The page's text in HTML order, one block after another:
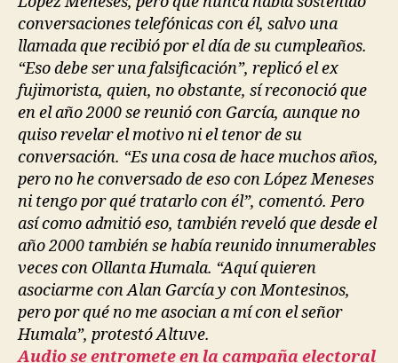
conversaciones telefónicas con él, salvo una
llamada que recibió por el día de su cumpleaños.
“Eso debe ser una falsificación”, replicó el ex
fujimorista, quien, no obstante, sí reconoció que
en el año 2000 se reunió con García, aunque no
quiso revelar el motivo ni el tenor de su
conversación. “Es una cosa de hace muchos años,
pero no he conversado de eso con López Meneses
ni tengo por qué tratarlo con él”, comentó. Pero
así como admitió eso, también reveló que desde el
año 2000 también se había reunido innumerables
veces con Ollanta Humala. “Aquí quieren
asociarme con Alan García y con Montesinos,
pero por qué no me asocian a mí con el señor
Humala”, protestó Altuve.
Audio se entromete en la campaña electoral